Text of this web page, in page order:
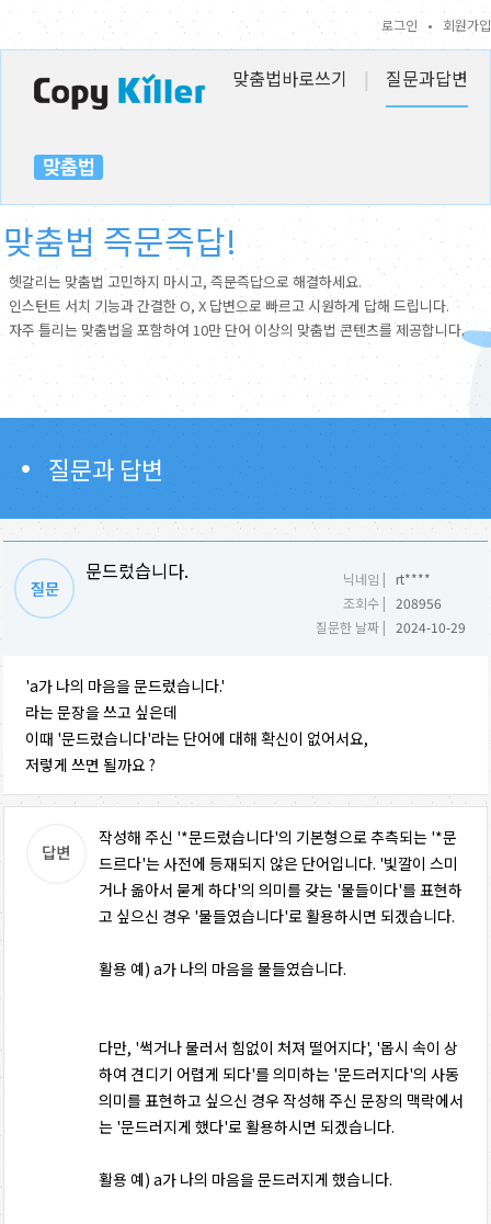
로그인 • 회원가입
맞춤법바로쓰기 | 질문과답변
맞춤법 즉문즉답!
헷갈리는 맞춤법 고민하지 마시고, 즉문즉답으로 해결하세요.
인스턴트 서치 기능과 간결한 O, X 답변으로 빠르고 시원하게 답해 드립니다.
자주 틀리는 맞춤법을 포함하여 10만 단어 이상의 맞춤법 콘텐츠를 제공합니다.
질문과 답변
닉네임 |
rt****
조회수 | 208956
질문한 날짜 | 2024-10-29
문드렀습니다.
'a가 나의 마음을 문드렀습니다.'
라는 문장을 쓰고 싶은데
이때 '문드렀습니다'라는 단어에 대해 확신이 없어서요,
저렇게 쓰면 될까요 ?
작성해 주신 '*문드렀습니다'의 기본형으로 추측되는 '*문
드르다'는 사전에 등재되지 않은 단어입니다. '빛깔이 스미
거나 옮아서 묻게 하다'의 의미를 갖는 '물들이다'를 표현하
고 싶으신 경우 '물들였습니다'로 활용하시면 되겠습니다.
활용 예) a가 나의 마음을 물들였습니다.
다만, '썩거나 물러서 힘없이 처져 떨어지다', '몹시 속이 상
하여 견디기 어렵게 되다'를 의미하는 '문드러지다'의 사동
의미를 표현하고 싶으신 경우 작성해 주신 문장의 맥락에서
는 '문드러지게 했다'로 활용하시면 되겠습니다.
활용 예) a가 나의 마음을 문드러지게 했습니다.